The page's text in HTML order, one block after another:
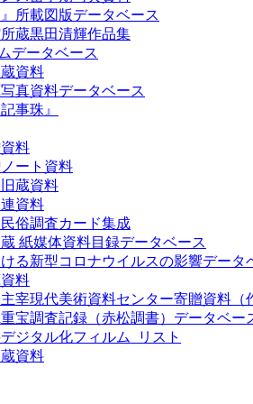
』所載図版データベース
蔵黒田清輝作品集
データベース
資料
真資料データベース
事珠』
料
ート資料
蔵資料
資料
俗調査カード集成
紙媒体資料目録データベース
る新型コロナウイルスの影響データ
料
宰現代美術資料センター寄贈資料（
宝調査記録（赤松調書）データベー
ジタル化フィルム_リスト
資料